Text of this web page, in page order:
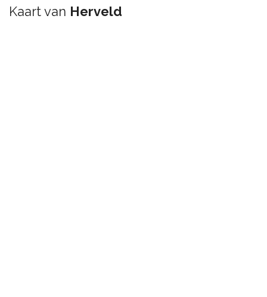
Kaart van Herveld